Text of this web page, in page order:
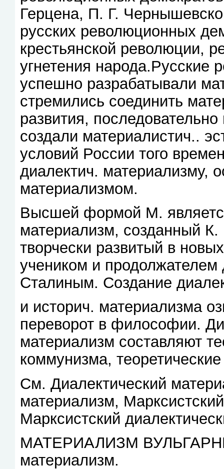
Герцена, П. Г.
русских революционных
крестьянской революции,
угнетения
успешно разрабатывали
стремились соединить
развития,
создали материалистич..
условий России того
диалектич. материализму,
материализмом.
Высшей формой М.
материализм, созданный
творчески развитый в
учеником и
Сталиным. Создание
и историч. материализма
переворот в философии.
материализм составляют
коммунизма,
См. Диалектический
материализм,
Марксистский
МАТЕРИАЛИЗМ
материализм.